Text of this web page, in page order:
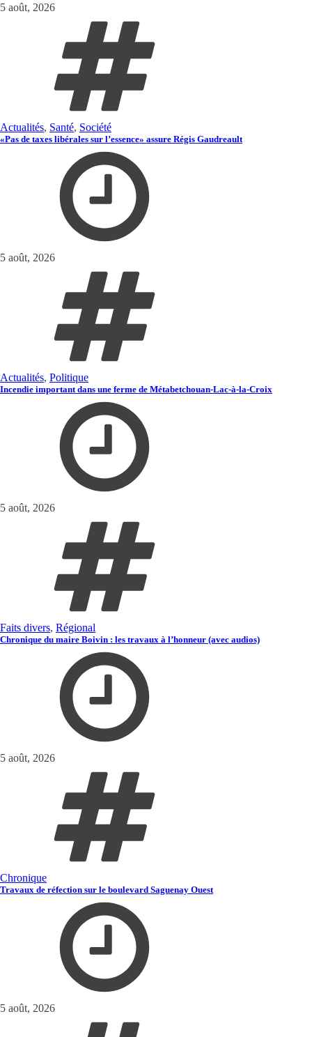
5 août, 2026
Actualités, Santé, Société
«Pas de taxes libérales sur l’essence» assure Régis Gaudreault
5 août, 2026
Actualités, Politique
Incendie important dans une ferme de Métabetchouan-Lac-à-la-Croix
5 août, 2026
Faits divers, Régional
Chronique du maire Boivin : les travaux à l’honneur (avec audios)
5 août, 2026
Chronique
Travaux de réfection sur le boulevard Saguenay Ouest
5 août, 2026